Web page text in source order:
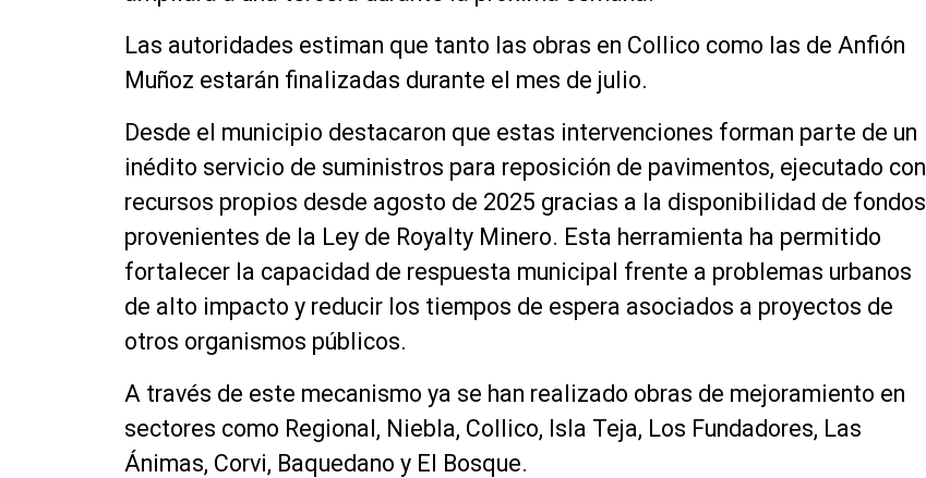
Las autoridades estiman que tanto las obras en Collico como las de Anfión
Muñoz estarán finalizadas durante el mes de julio.
Desde el municipio destacaron que estas intervenciones forman parte de un
inédito servicio de suministros para reposición de pavimentos, ejecutado con
recursos propios desde agosto de 2025 gracias a la disponibilidad de fondos
provenientes de la Ley de Royalty Minero. Esta herramienta ha permitido
fortalecer la capacidad de respuesta municipal frente a problemas urbanos
de alto impacto y reducir los tiempos de espera asociados a proyectos de
otros organismos públicos.
A través de este mecanismo ya se han realizado obras de mejoramiento en
sectores como Regional, Niebla, Collico, Isla Teja, Los Fundadores, Las
Ánimas, Corvi, Baquedano y El Bosque.